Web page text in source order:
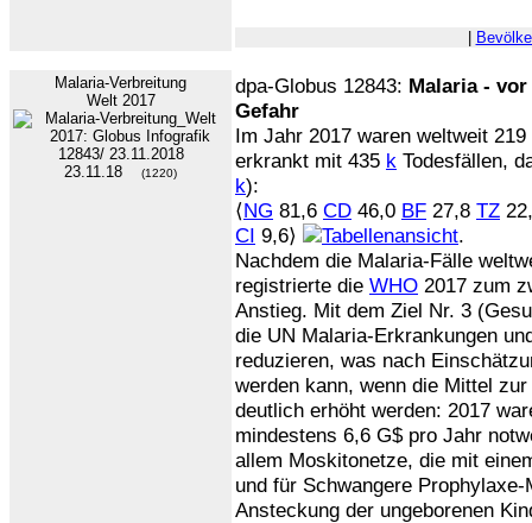
Malaria-Verbreitung
Welt 2017
23.11.18 (1220)
dpa-Globus 12843: Malaria -
Gefahr
Im Jahr 2017 waren weltweit 219
erkrankt mit 435 k Todesfällen,
k):
⟨NG 81,6 CD 46,0 BF 27,8 TZ
CI 9,6⟩
.
Nachdem die Malaria-Fälle
registrierte die WHO 2017 zum
Anstieg. Mit dem Ziel Nr. 3
die UN Malaria-Erkrankungen
reduzieren, was nach
werden kann, wenn die Mittel
deutlich erhöht werden: 2017
mindestens 6,6 G$ pro Jahr
allem Moskitonetze, die mit
und für Schwangere
Ansteckung der ungeborenen